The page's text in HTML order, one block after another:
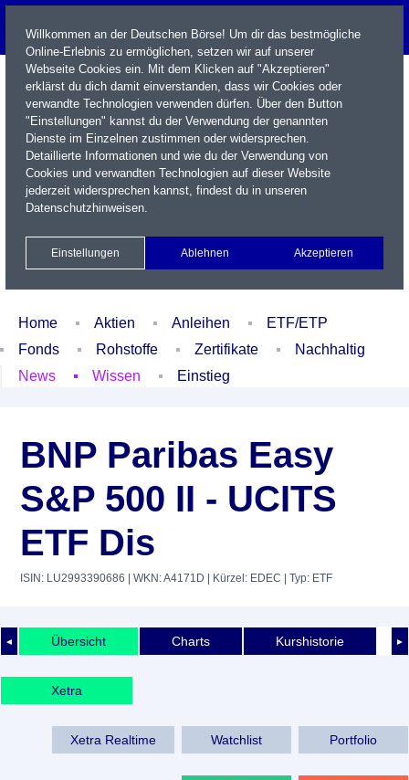
Name / WKN / ISIN / Kürzel
Xetra Realtime
Watchlist Portfolio Login
Home Aktien Anleihen
ETF/ETP
Fonds
Rohstoffe Zertifikate
Nachhaltig
News
Wissen Einstieg
BNP Paribas Easy
S&P 500 II - UCITS
ETF Dis
ISIN: LU2993390686 | WKN: A4171D | Kürzel: EDEC | Typ: ETF
◄ ►
Übersicht Charts Kurshistorie
Xetra
Xetra Realtime Watchlist Portfolio
Willkommen an der Deutschen Börse! Um dir das bestmögliche
Online-Erlebnis zu ermöglichen, setzen wir auf unserer
Webseite Cookies ein. Mit dem Klicken auf "Akzeptieren"
erklärst du dich damit einverstanden, dass wir Cookies oder
verwandte Technologien verwenden dürfen. Über den Button
"Einstellungen" kannst du der Verwendung der genannten
Dienste im Einzelnen zustimmen oder widersprechen.
Detaillierte Informationen und wie du der Verwendung von
Cookies und verwandten Technologien auf dieser Website
jederzeit widersprechen kannst, findest du in unseren
Datenschutzhinweisen.
Einstellungen Ablehnen Akzeptieren